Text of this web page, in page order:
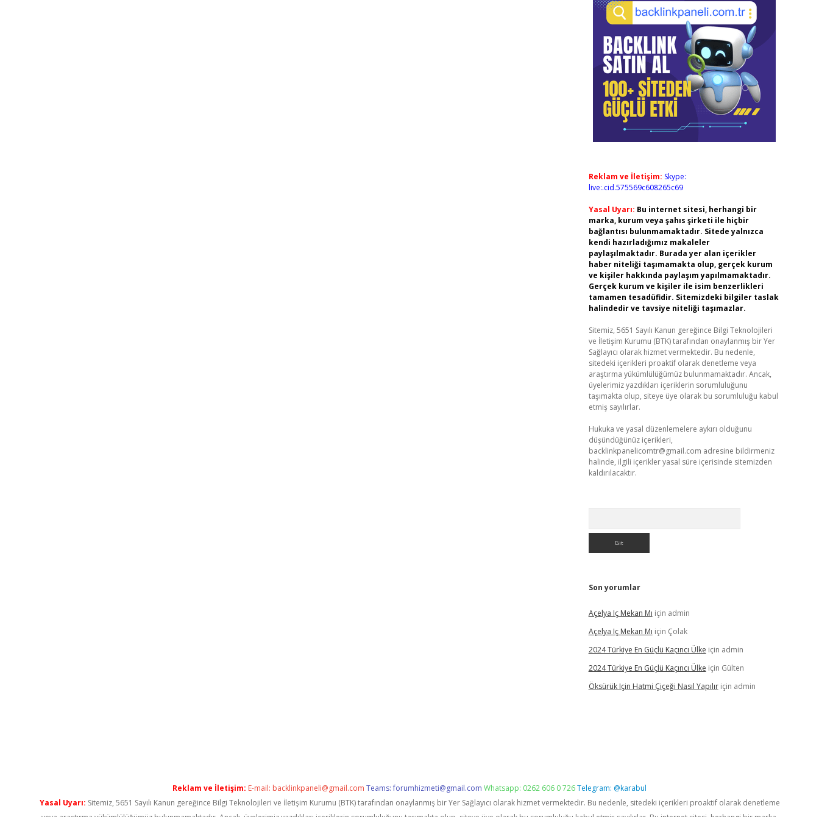
Reklam ve İletişim: Skype:
live:.cid.575569c608265c69
Yasal Uyarı: Bu internet sitesi, herhangi bir
marka, kurum veya şahıs şirketi ile hiçbir
bağlantısı bulunmamaktadır. Sitede yalnızca
kendi hazırladığımız makaleler
paylaşılmaktadır. Burada yer alan içerikler
haber niteliği taşımamakta olup, gerçek kurum
ve kişiler hakkında paylaşım yapılmamaktadır.
Gerçek kurum ve kişiler ile isim benzerlikleri
tamamen tesadüfidir. Sitemizdeki bilgiler taslak
halindedir ve tavsiye niteliği taşımazlar.
Sitemiz, 5651 Sayılı Kanun gereğince Bilgi Teknolojileri
ve İletişim Kurumu (BTK) tarafından onaylanmış bir Yer
Sağlayıcı olarak hizmet vermektedir. Bu nedenle,
sitedeki içerikleri proaktif olarak denetleme veya
araştırma yükümlülüğümüz bulunmamaktadır. Ancak,
üyelerimiz yazdıkları içeriklerin sorumluluğunu
taşımakta olup, siteye üye olarak bu sorumluluğu kabul
etmiş sayılırlar.
Hukuka ve yasal düzenlemelere aykırı olduğunu
düşündüğünüz içerikleri,
backlinkpanelicomtr@gmail.com adresine bildirmeniz
halinde, ilgili içerikler yasal süre içerisinde sitemizden
kaldırılacaktır.
Son yorumlar
Açelya Iç Mekan Mı için admin
Açelya Iç Mekan Mı için Çolak
2024 Türkiye En Güçlü Kaçıncı Ülke için admin
2024 Türkiye En Güçlü Kaçıncı Ülke için Gülten
Öksürük Için Hatmi Çiçeği Nasıl Yapılıriçin admin
Reklam ve İletişim: E-mail: backlinkpaneli@gmail.com Teams:forumhizmeti@gmail.com Whatsapp: 0262 606 0 726Telegram: @karabul
Yasal Uyarı: Sitemiz, 5651 Sayılı Kanun gereğince Bilgi Teknolojileri ve İletişim Kurumu (BTK) tarafından onaylanmış bir Yer Sağlayıcı olarak hizmet vermektedir. Bu nedenle, sitedeki içerikleri proaktif olarak denetleme